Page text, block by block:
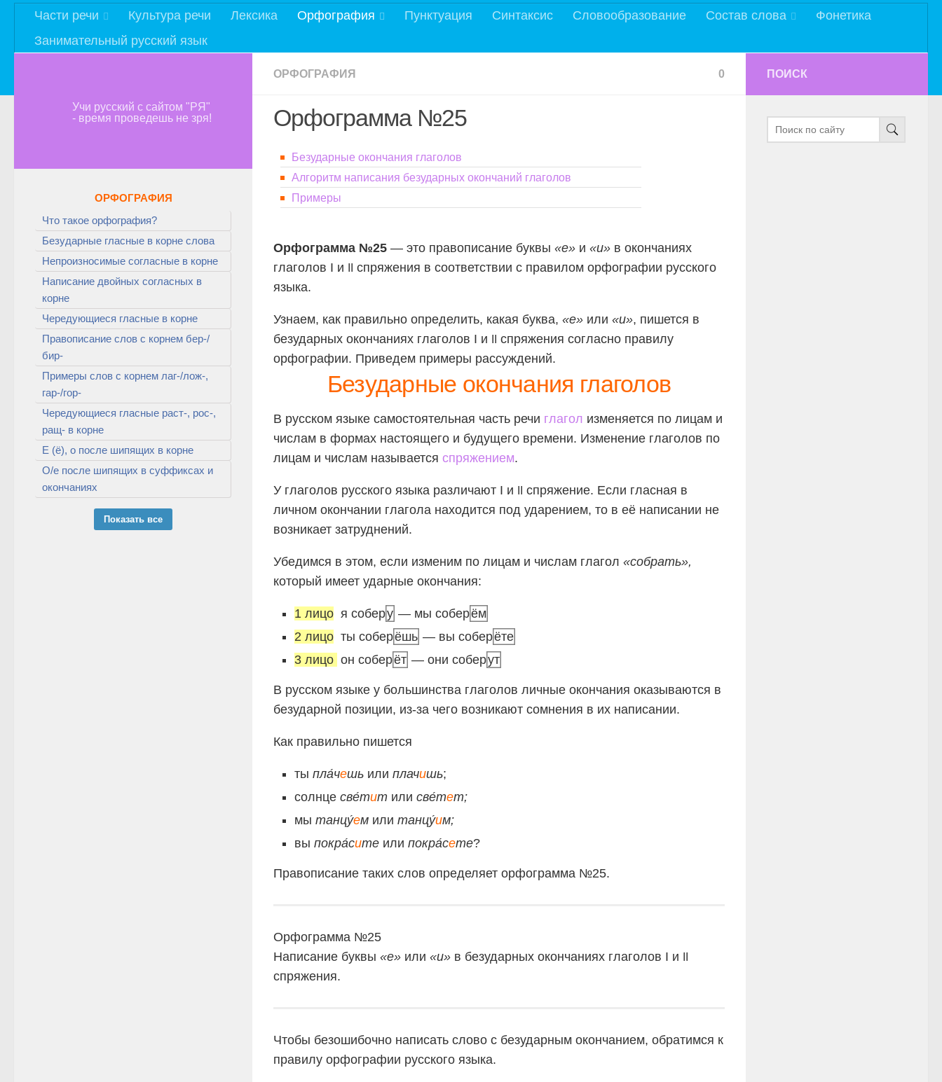
Части речи Культура речи Лексика Орфография Пунктуация Синтаксис Словообразование Состав слова
Фонетика
Занимательный русский язык
ОРФОГРАФИЯ 0
Орфограмма №25
Безударные окончания глаголов
Алгоритм написания безударных окончаний глаголов
Примеры
Орфограмма №25 — это правописание буквы «е» и «и» в окончаниях
глаголов I и II спряжения в соответствии с правилом орфографии русского
языка.
Узнаем, как правильно определить, какая буква, «е» или «и», пишется в
безударных окончаниях глаголов I и II спряжения согласно правилу
орфографии. Приведем примеры рассуждений.
Безударные окончания глаголов
В русском языке самостоятельная часть речи глагол изменяется по лицам и
числам в формах настоящего и будущего времени. Изменение глаголов по
лицам и числам называется спряжением.
У глаголов русского языка различают I и II спряжение. Если гласная в
личном окончании глагола находится под ударением, то в её написании не
возникает затруднений.
Убедимся в этом, если изменим по лицам и числам глагол «собрать»,
который имеет ударные окончания:
1 лицо я соберу — мы соберём
2 лицо ты соберёшь — вы соберёте
3 лицо он соберёт — они соберут
В русском языке у большинства глаголов личные окончания оказываются в
безударной позиции, из-за чего возникают сомнения в их написании.
Как правильно пишется
ты пла́чешь или плачишь;
солнце све́тит или све́тет;
мы танцу́ем или танцу́им;
вы покра́сите или покра́сете?
Правописание таких слов определяет орфограмма №25.
Орфограмма №25
Написание буквы «е» или «и» в безударных окончаниях глаголов I и II
спряжения.
Чтобы безошибочно написать слово с безударным окончанием, обратимся к
правилу орфографии русского языка.
Учи русский с сайтом "РЯ"
- время проведешь не зря!
ОРФОГРАФИЯ
Что такое орфография?
Безударные гласные в корне слова
Непроизносимые согласные в корне
Написание двойных согласных в
корне
Чередующиеся гласные в корне
Правописание слов с корнем бер-/
бир-
Примеры слов с корнем лаг-/лож-,
гар-/гор-
Чередующиеся гласные раст-, рос-,
ращ- в корне
Е (ё), о после шипящих в корне
О/е после шипящих в суффиксах и
окончаниях
Показать все
ПОИСК